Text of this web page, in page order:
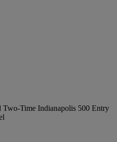
Two-Time Indianapolis 500 Entry